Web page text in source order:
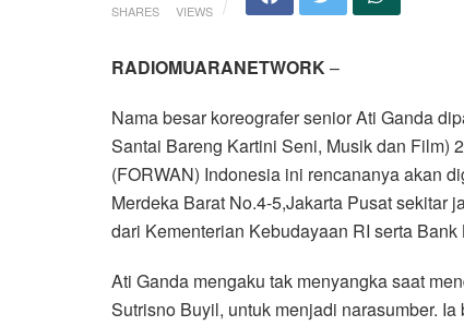
SHARES VIEWS
RADIOMUARANETWORK –
Nama besar koreografer senior Ati Ganda
Santai Bareng Kartini Seni, Musik dan Film)
(FORWAN) Indonesia ini rencananya akan
Merdeka Barat No.4-5,Jakarta Pusat sekitar
dari Kementerian Kebudayaan RI serta Bank
Ati Ganda mengaku tak menyangka saat
Sutrisno Buyil, untuk menjadi narasumber.